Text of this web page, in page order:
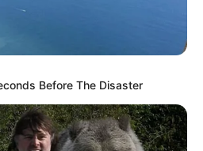
Before The Disaster